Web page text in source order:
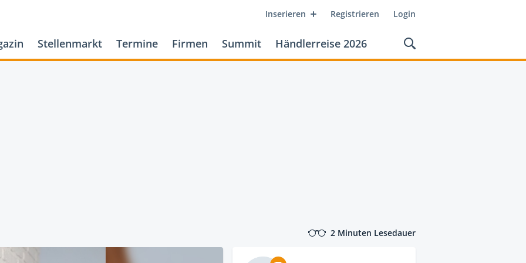
Inserieren Registrieren Login
Stellenmarkt Termine Firmen Summit Händlerreise 2026
2 Minuten Lesedauer